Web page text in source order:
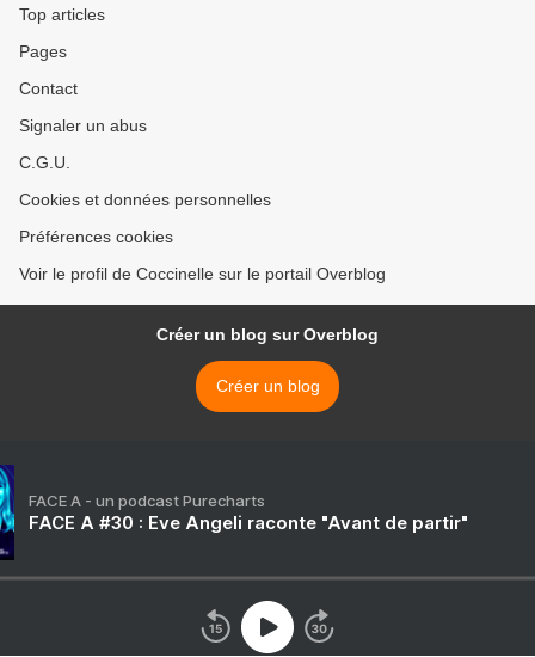
Top articles
Pages
Contact
Signaler un abus
C.G.U.
Cookies et données personnelles
Préférences cookies
Voir le profil de Coccinelle sur le portail Overblog
Créer un blog sur Overblog
Créer un blog
FACE A - un podcast Purecharts
FACE A #30 : Eve Angeli raconte "Avant de partir"